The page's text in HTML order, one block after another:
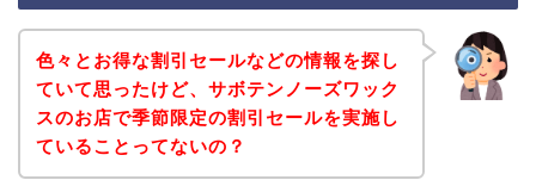
色々とお得な割引セールなどの情報を探し
ていて思ったけど、サボテンノーズワック
スのお店で季節限定の割引セールを実施し
ていることってないの？